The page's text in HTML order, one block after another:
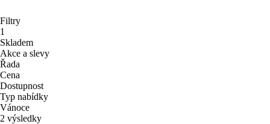
Filtry
1
Skladem
Akce a slevy
Řada
Cena
Dostupnost
Typ nabídky
Vánoce
2 výsledky